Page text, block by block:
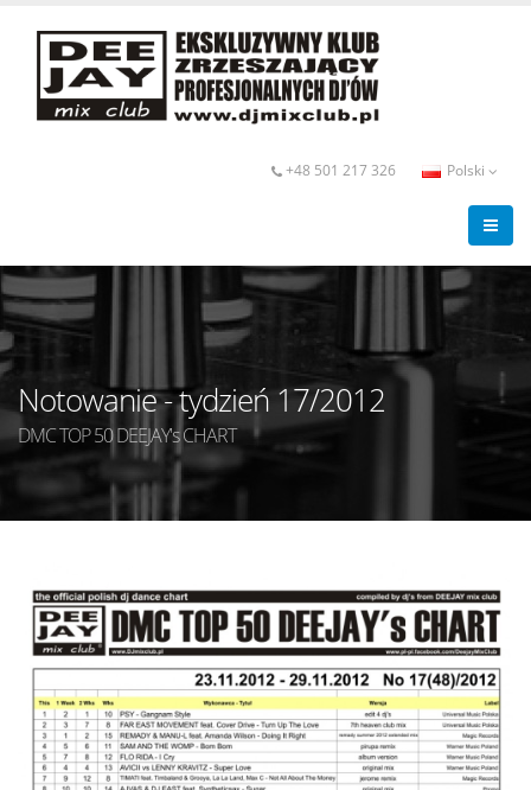
+48 501 217 326 Polski
Notowanie - tydzień 17/2012
DMC TOP 50 DEEJAY's CHART